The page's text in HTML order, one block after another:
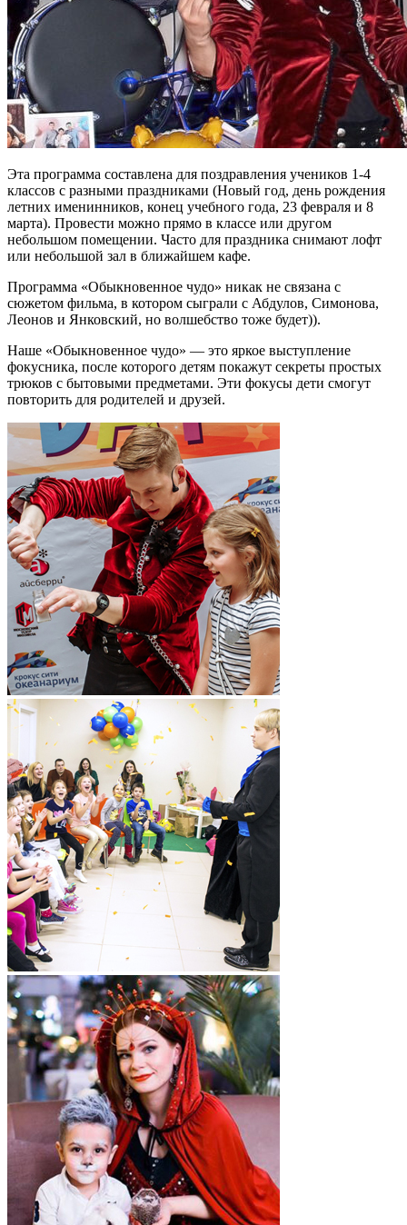
Эта программа составлена для поздравления учеников 1-4
классов с разными праздниками (Новый год, день рождения
летних именинников, конец учебного года, 23 февраля и 8
марта). Провести можно прямо в классе или другом
небольшом помещении. Часто для праздника снимают лофт
или небольшой зал в ближайшем кафе.
Программа «Обыкновенное чудо» никак не связана с
сюжетом фильма, в котором сыграли с Абдулов, Симонова,
Леонов и Янковский, но волшебство тоже будет)).
Наше «Обыкновенное чудо» — это яркое выступление
фокусника, после которого детям покажут секреты простых
трюков с бытовыми предметами. Эти фокусы дети смогут
повторить для родителей и друзей.